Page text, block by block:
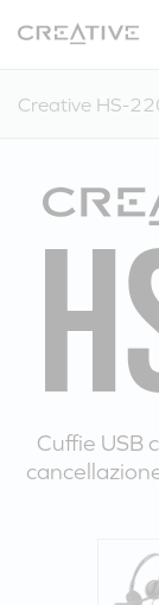
Creative HS-
Torna su
Cuffie USB